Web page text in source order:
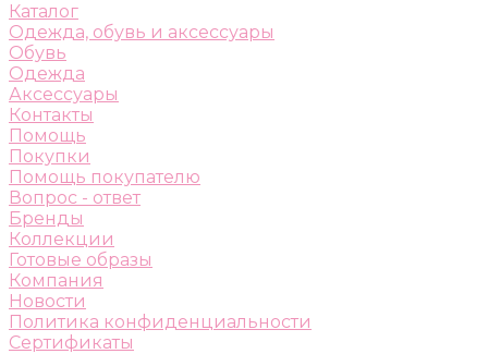
Каталог
Одежда, обувь и аксессуары
Обувь
Одежда
Аксессуары
Контакты
Помощь
Покупки
Помощь покупателю
Вопрос - ответ
Бренды
Коллекции
Готовые образы
Компания
Новости
Политика конфиденциальности
Сертификаты